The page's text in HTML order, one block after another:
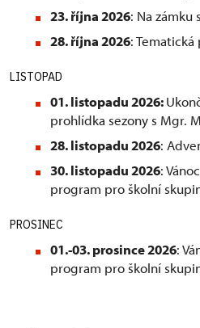
23. října 2026: Na zámku
28. října 2026:
LISTOPAD
01. listopadu 2026:
prohlídka sezony s Mgr.
28. listopadu 2026:
30. listopadu 2026:
program pro školní
PROSINEC
01.-03. prosince 2026:
program pro školní